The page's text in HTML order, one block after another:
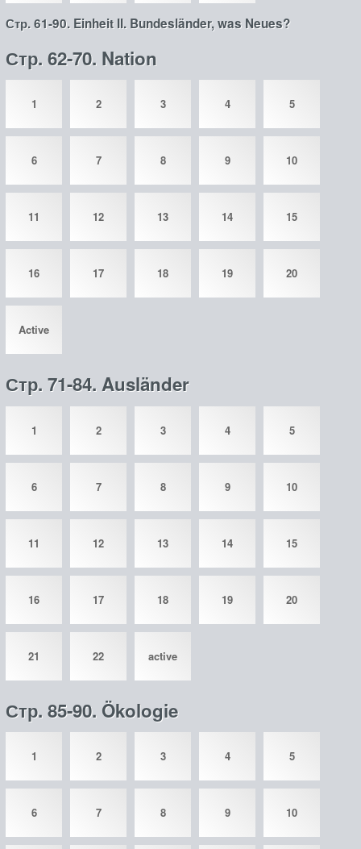
Стр. 61-90. Einheit II. Bundesländer, was Neues?
Стр. 62-70. Nation
1 2 3 4 5
6 7 8 9 10
11 12 13 14 15
16 17 18 19 20
Active
Стр. 71-84. Ausländer
1 2 3 4 5
6 7 8 9 10
11 12 13 14 15
16 17 18 19 20
21 22 active
Стр. 85-90. Ökologie
1 2 3 4 5
6 7 8 9 10